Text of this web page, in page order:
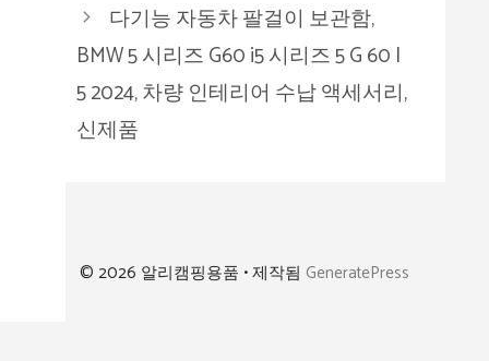
다기능 자동차 팔걸이 보관함,
BMW 5 시리즈 G60 i5 시리즈 5 G 60 I
5 2024, 차량 인테리어 수납 액세서리,
신제품
© 2026 알리캠핑용품 • 제작됨 GeneratePress